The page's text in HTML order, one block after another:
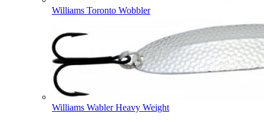
Williams Toronto Wobbler
Williams Wabler Heavy Weight